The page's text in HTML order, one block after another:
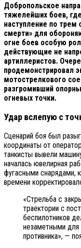
Добропольское
тяжелейших боев,
наступление по
смерти» для
огне боев особую
действующие не
артиллеристов.
продемонстрировал
мотострелкового
разгромивший
огневых точки.
Удар вслепую с
Сценарий боя был
координаты от
танкисты вывели
началась ювелирная
фугасными снарядами,
времени
«Стрельба с
траектории с
беспилотников
незаметными для
противника», —